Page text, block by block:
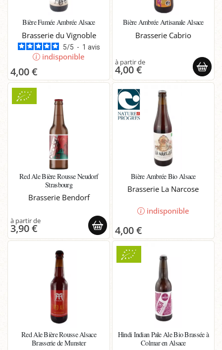
Bière Fumée Ambrée Alsace
Brasserie du Vignoble
5/5 - 1 avis
indisponible
4,00 €
Bière Ambrée Artisanale Alsace
Brasserie Cabrio
4,00 €
Red Ale Bière Rousse Neudorf
Strasbourg
Brasserie Bendorf
3,90 €
Bière Ambrée Bio Alsace
Brasserie La Narcose
indisponible
4,00 €
Red Ale Bière Rousse Alsace
Brasserie de Munster
Hindi Indian Pale Ale Bio Brassée à
Colmar en Alsace